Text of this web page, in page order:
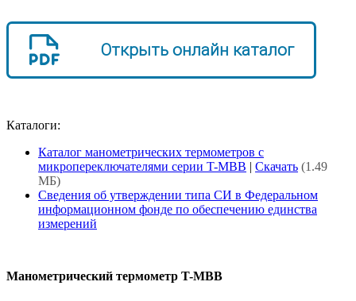
Открыть онлайн каталог
Каталоги:
Каталог манометрических термометров с
микропереключателями серии T-MBB | Скачать (1.49
МБ)
Сведения об утверждении типа СИ в Федеральном
информационном фонде по обеспечению единства
измерений
Манометрический термометр T-MBB